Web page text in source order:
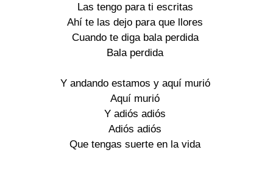
Las tengo para ti escritas
Ahí te las dejo para que llores
Cuando te diga bala perdida
Bala perdida
Y andando estamos y aquí murió
Aquí murió
Y adiós adiós
Adiós adiós
Que tengas suerte en la vida